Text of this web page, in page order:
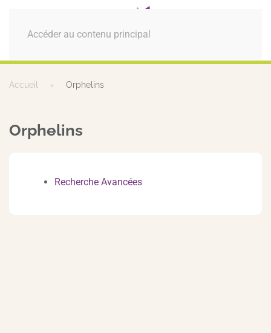
Accéder au contenu principal
MENU
Accueil Orphelins
Orphelins
Recherche Avancées